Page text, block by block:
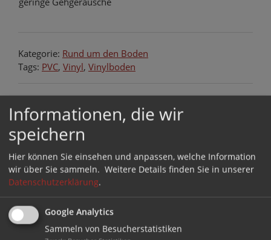
Kategorie: Rund um den Boden
Tags: PVC, Vinyl, Vinylboden
Wir erklären, was sich
dahinter verbirgt
nageln? Welche sind die
2 Kommentare zu “Was ist Vinylboden?
Wir zeigen, was hinter dem Trend-Boden
Klick Vinyl geht auseinander - Was tun?
|Geschrieben am 16. Februar 2023 um 9:53
Informationen, die wir
speichern
Hier können Sie einsehen und anpassen, welche Information
wir über Sie sammeln. Weitere Details finden Sie in unserer
Datenschutzerklärung.
Google Analytics
Sammeln von Besucherstatistiken